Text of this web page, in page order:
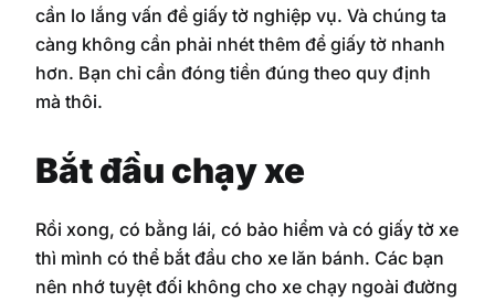
cần lo lắng vấn đề giấy tờ nghiệp vụ. Và chúng ta
càng không cần phải nhét thêm để giấy tờ nhanh
hơn. Bạn chỉ cần đóng tiền đúng theo quy định
mà thôi.
Bắt đầu chạy xe
Rồi xong, có bằng lái, có bảo hiểm và có giấy tờ xe
thì mình có thể bắt đầu cho xe lăn bánh. Các bạn
nên nhớ tuyệt đối không cho xe chạy ngoài đường